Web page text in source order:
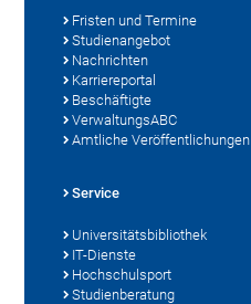
Fristen und Termine
Studienangebot
Nachrichten
Karriereportal
Beschäftigte
VerwaltungsABC
Amtliche Veröffentlichungen
Service
Universitätsbibliothek
IT-Dienste
Hochschulsport
Studienberatung